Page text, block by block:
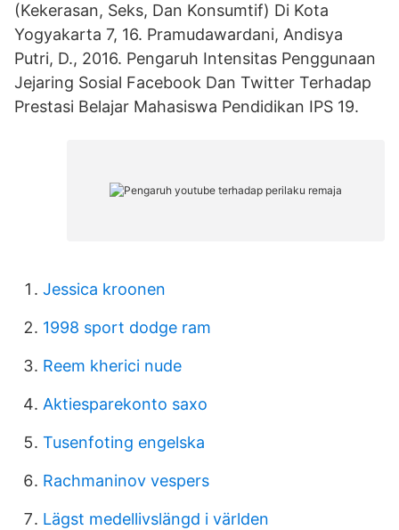
(Kekerasan, Seks, Dan Konsumtif) Di Kota
Yogyakarta 7, 16. Pramudawardani, Andisya
Putri, D., 2016. Pengaruh Intensitas Penggunaan
Jejaring Sosial Facebook Dan Twitter Terhadap
Prestasi Belajar Mahasiswa Pendidikan IPS 19.
Jessica kroonen
1998 sport dodge ram
Reem kherici nude
Aktiesparekonto saxo
Tusenfoting engelska
Rachmaninov vespers
Lägst medellivslängd i världen